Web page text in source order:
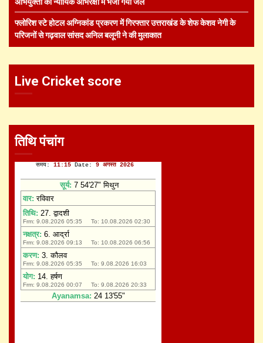
फ्लोरिश स्टे होटल अग्निकांड प्रकरण में गिरफ्तार उत्तराखंड के शेफ केशव नेगी के
परिजनों से गढ़वाल सांसद अनिल बलूनी ने की मुलाकात
Live Cricket score
तिथि पंचांग